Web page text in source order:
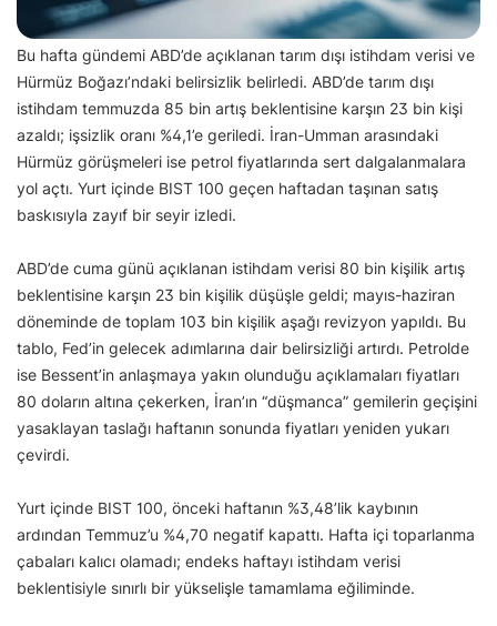
Bu hafta gündemi ABD’de açıklanan tarım dışı istihdam verisi ve
Hürmüz Boğazı’ndaki belirsizlik belirledi. ABD’de tarım dışı
istihdam temmuzda 85 bin artış beklentisine karşın 23 bin kişi
azaldı; işsizlik oranı %4,1’e geriledi. İran-Umman arasındaki
Hürmüz görüşmeleri ise petrol fiyatlarında sert dalgalanmalara
yol açtı. Yurt içinde BIST 100 geçen haftadan taşınan satış
baskısıyla zayıf bir seyir izledi.
ABD’de cuma günü açıklanan istihdam verisi 80 bin kişilik artış
beklentisine karşın 23 bin kişilik düşüşle geldi; mayıs-haziran
döneminde de toplam 103 bin kişilik aşağı revizyon yapıldı. Bu
tablo, Fed’in gelecek adımlarına dair belirsizliği artırdı. Petrolde
ise Bessent’in anlaşmaya yakın olunduğu açıklamaları fiyatları
80 doların altına çekerken, İran’ın “düşmanca” gemilerin geçişini
yasaklayan taslağı haftanın sonunda fiyatları yeniden yukarı
çevirdi.
Yurt içinde BIST 100, önceki haftanın %3,48’lik kaybının
ardından Temmuz’u %4,70 negatif kapattı. Hafta içi toparlanma
çabaları kalıcı olamadı; endeks haftayı istihdam verisi
beklentisiyle sınırlı bir yükselişle tamamlama eğiliminde.